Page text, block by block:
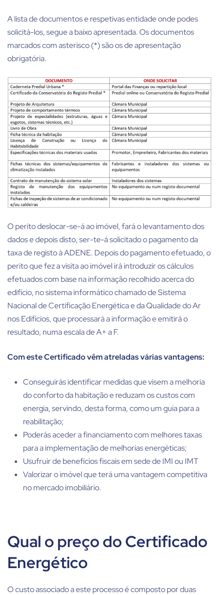
A lista de documentos e respetivas entidade onde podes
solicitá-los, segue a baixo apresentada. Os documentos
marcados com asterisco (*) são os de apresentação
obrigatória.
O perito deslocar-se-á ao imóvel, fará o levantamento dos
dados e depois disto, ser-te-á solicitado o pagamento da
taxa de registo à ADENE. Depois do pagamento efetuado, o
perito que fez a visita ao imóvel irá introduzir os cálculos
efetuados com base na informação recolhido acerca do
edifício, no sistema informático chamado de Sistema
Nacional de Certificação Energética e da Qualidade do Ar
nos Edifícios, que processará a informação e emitirá o
resultado, numa escala de A+ a F.
Com este Certificado vêm atreladas várias vantagens:
Conseguirás identificar medidas que visem a melhoria
do conforto da habitação e reduzam os custos com
energia, servindo, desta forma, como um guia para a
reabilitação;
Poderás aceder a financiamento com melhores taxas
para a implementação de melhorias energéticas;
Usufruir de benefícios fiscais em sede de IMI ou IMT
Valorizar o imóvel que terá uma vantagem competitiva
no mercado imobiliário.
Qual o preço do Certificado
Energético
O custo associado a este processo é composto por duas